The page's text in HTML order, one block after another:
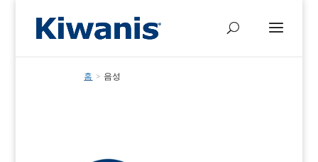
홈 > 음성